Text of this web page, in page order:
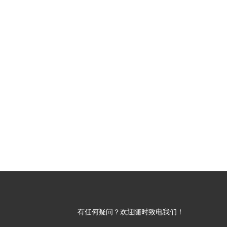
有任何疑问？欢迎随时致电我们！